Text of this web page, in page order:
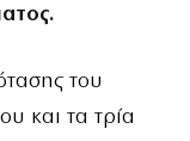
του
και τα τρία